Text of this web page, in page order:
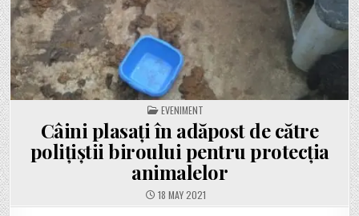
POSTED
IN
EVENIMENT
Câini plasați în adăpost de către
polițiștii biroului pentru protecția
animalelor
18 MAY 2021